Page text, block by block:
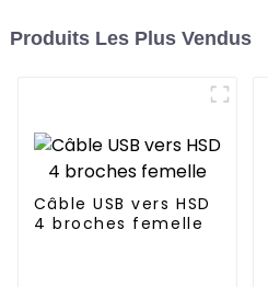
Produits Les Plus Vendus
Câble USB vers HSD
4 broches femelle